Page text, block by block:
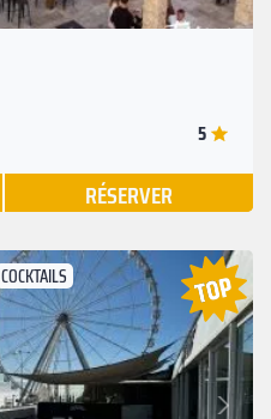
5
RÉSERVER
COCKTAILS
Suivant